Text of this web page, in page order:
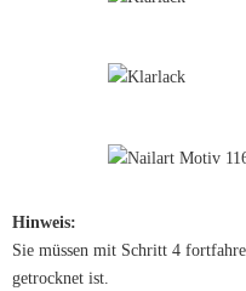
Hinweis:
Sie müssen mit Schritt 4
getrocknet ist.